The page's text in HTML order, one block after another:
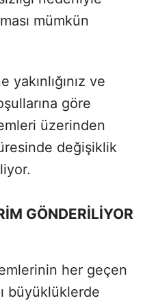
mümkün
ve
göre
üzerinden
değişiklik
GÖNDERİLİYOR
her geçen
büyüklüklerde